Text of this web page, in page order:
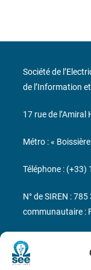
Bicentenaire
Marie
Société de
de l’Information
17 rue de l’Amiral
Métro : «
Téléphone : (+33)
N° de SIREN :
communautaire :